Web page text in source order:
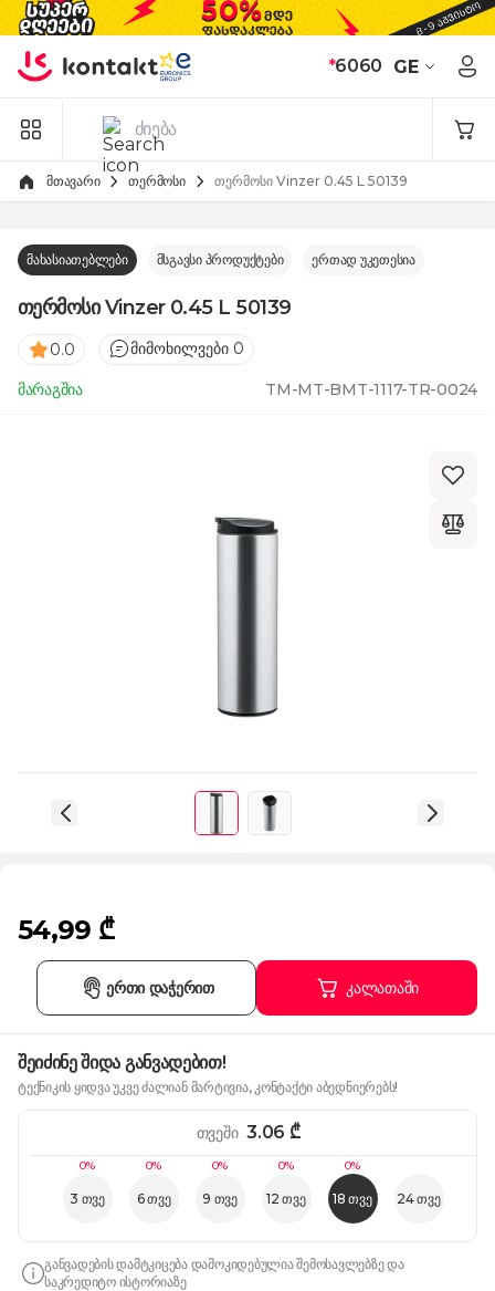
Skip to Content
*6060 GE
მთავარი თერმოსი თერმოსი Vinzer 0.45 L 50139
მახასიათებლები მსგავსი პროდუქტები ერთად უკეთესია
თერმოსი Vinzer 0.45 L 50139
0.0 მიმოხილვები 0
მარაგშია TM-MT-BMT-1117-TR-0024
54,99 ₾
კალათაში
ერთი დაჭერით
შეიძინე შიდა განვადებით!
ტექნიკის ყიდვა უკვე ძალიან მარტივია, კონტაქტი აბედნიერებს!
0%
3 თვე
0%
6 თვე
0%
9 თვე
0%
12 თვე
0%
18 თვე 24 თვე
თვეში 3.06 ₾
განვადების დამტკიცება დამოკიდებულია შემოსავლებზე და
საკრედიტო ისტორიაზე